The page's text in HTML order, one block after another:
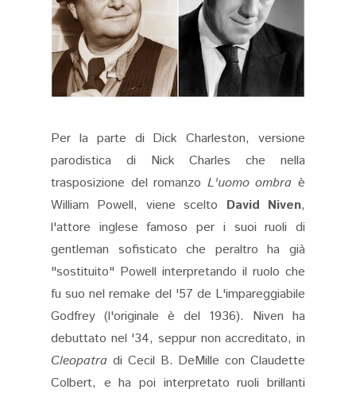
Per la parte di Dick Charleston, versione
parodistica di Nick Charles che nella
trasposizione del romanzo L'uomo ombra è
William Powell, viene scelto David Niven,
l'attore inglese famoso per i suoi ruoli di
gentleman sofisticato che peraltro ha già
"sostituito" Powell interpretando il ruolo che
fu suo nel remake del '57 de L'impareggiabile
Godfrey (l'originale è del 1936). Niven ha
debuttato nel '34, seppur non accreditato, in
Cleopatra di Cecil B. DeMille con Claudette
Colbert, e ha poi interpretato ruoli brillanti